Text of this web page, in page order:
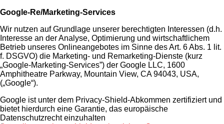
Google-Re/Marketing-Services
Wir nutzen auf Grundlage unserer berechtigten Interessen (d.h.
Interesse an der Analyse, Optimierung und wirtschaftlichem
Betrieb unseres Onlineangebotes im Sinne des Art. 6 Abs. 1 lit.
f. DSGVO) die Marketing- und Remarketing-Dienste (kurz
„Google-Marketing-Services”) der Google LLC, 1600
Amphitheatre Parkway, Mountain View, CA 94043, USA,
(„Google“).
Google ist unter dem Privacy-Shield-Abkommen zertifiziert und
bietet hierdurch eine Garantie, das europäische
Datenschutzrecht einzuhalten